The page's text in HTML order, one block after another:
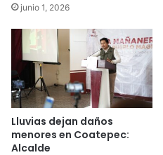
junio 1, 2026
Lluvias dejan daños
menores en Coatepec:
Alcalde